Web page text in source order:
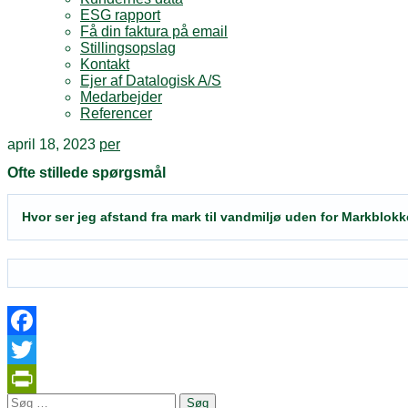
ESG rapport
Få din faktura på email
Stillingsopslag
Kontakt
Ejer af Datalogisk A/S
Medarbejder
Referencer
april 18, 2023 per
Ofte stillede spørgsmål
Hvor ser jeg afstand fra mark til vandmiljø uden for
Facebook
Twitter
Søg